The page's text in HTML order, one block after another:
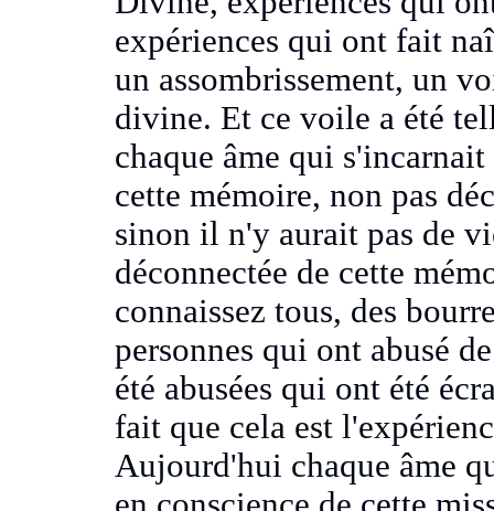
expériences qui ont fait
un assombrissement, un
divine. Et ce voile a été
chaque âme qui
cette mémoire, non pas
sinonil n'y aurait pas de
déconnectée de cette
connaissez tous, des
personnes qui ont abusé
été abusées qui ont été
fait que cela est
Aujourd'hui chaque âme